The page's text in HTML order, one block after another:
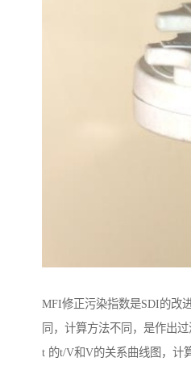
MFI修正污染指数是SDI的改
同，计算方法不同，是作出
t 的t/V和V的关系曲线图，计